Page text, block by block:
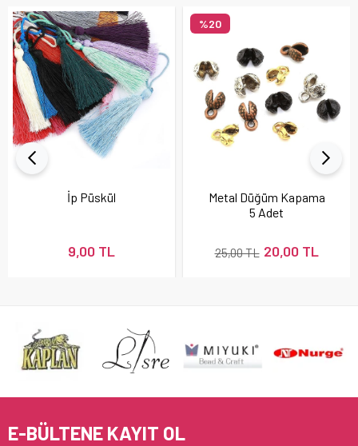
İp Püskül
9,00 TL
Metal Düğüm Kapama
5 Adet
20,00 TL
25,00 TL
%20
E-BÜLTENE KAYIT OL